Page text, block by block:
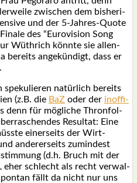
zwi­schen dem bis­he­ri­
und der 5‑Jah­res-Quo­te
des “Euro­vi­si­on Song
Wüth­rich könn­te sie allen­
bereits ange­kün­digt, dass er
spe­ku­lie­ren natür­lich bereits
(z.B. die BaZ oder der inof­fi­
denn für mög­li­che Thron­fol­
Resul­tat: Eine
einer­seits der Wirt­
ande­rer­seits zumin­dest
(d.h. Bruch mit der
eher schlecht als recht ver­wal­
fällt da nicht nur uns